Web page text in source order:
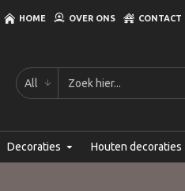
HOME OVER ONS CONTACT
All
Decoraties Houten decoraties